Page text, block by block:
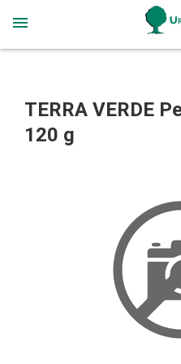
menu
TERRA VERDE
120 g